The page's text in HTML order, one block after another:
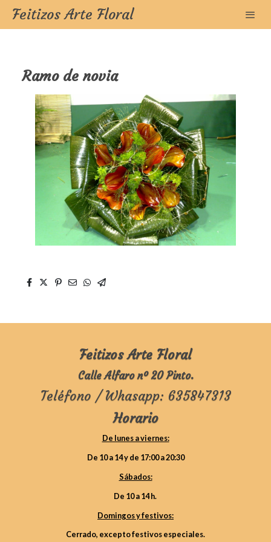
Feitizos Arte Floral
Ramo de novia
Feitizos Arte Floral
Calle Alfaro nº 20 Pinto.
Teléfono / Whasapp: 635847313
Horario
De lunes a viernes:
De 10 a 14 y de 17:00 a 20:30
Sábados:
De 10 a 14 h.
Domingos y festivos:
Cerrado, excepto festivos especiales.